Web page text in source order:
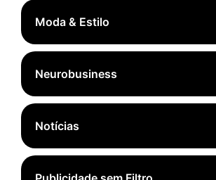
Moda & Estilo
Neurobusiness
Notícias